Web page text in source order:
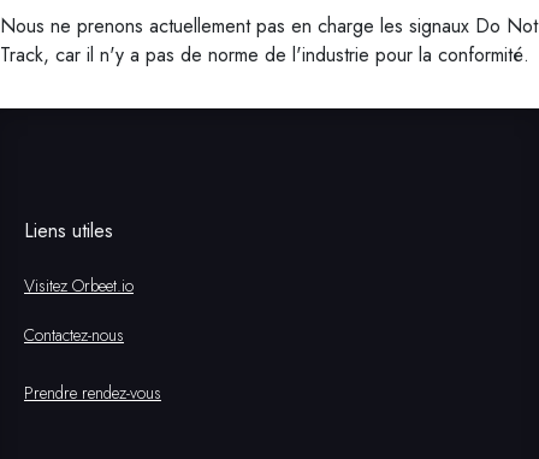
Nous ne prenons actuellement pas en charge les signaux Do Not
Track, car il n'y a pas de norme de l'industrie pour la conformité.
Liens utiles
Visitez Orbeet.io
Contactez-nous
Prendre rendez-vous